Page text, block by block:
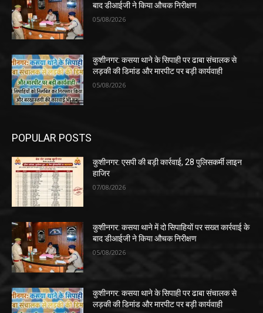
बाद डीआईजी ने किया औचक निरीक्षण
05/08/2026
कुशीनगर: कसया थाने के सिपाही पर ढाबा संचालक से
लड़की की डिमांड और मारपीट पर बड़ी कार्यवाही
05/08/2026
POPULAR POSTS
कुशीनगर: एसपी की बड़ी कार्रवाई, 28 पुलिसकर्मी लाइन
हाजिर
07/08/2026
कुशीनगर: कसया थाने में दो सिपाहियों पर सख्त कार्रवाई के
बाद डीआईजी ने किया औचक निरीक्षण
05/08/2026
कुशीनगर: कसया थाने के सिपाही पर ढाबा संचालक से
लड़की की डिमांड और मारपीट पर बड़ी कार्यवाही